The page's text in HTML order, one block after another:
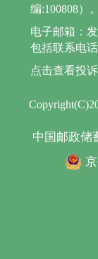
中国邮政储
编:100808）。
电子邮箱：
包括联系电
点击查看投